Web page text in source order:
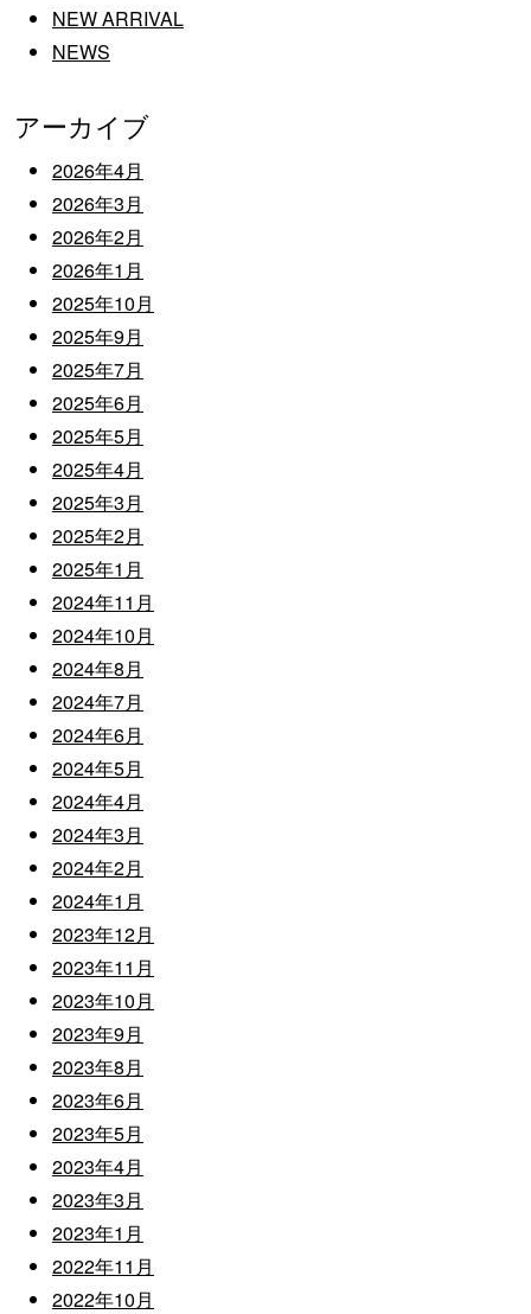
NEW ARRIVAL
NEWS
アーカイブ
2026年4月
2026年3月
2026年2月
2026年1月
2025年10月
2025年9月
2025年7月
2025年6月
2025年5月
2025年4月
2025年3月
2025年2月
2025年1月
2024年11月
2024年10月
2024年8月
2024年7月
2024年6月
2024年5月
2024年4月
2024年3月
2024年2月
2024年1月
2023年12月
2023年11月
2023年10月
2023年9月
2023年8月
2023年6月
2023年5月
2023年4月
2023年3月
2023年1月
2022年11月
2022年10月